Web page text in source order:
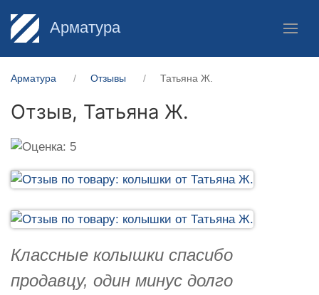
Арматура
Арматура Отзывы Татьяна Ж.
Отзыв, Татьяна Ж.
Классные колышки спасибо
продавцу, один минус долго